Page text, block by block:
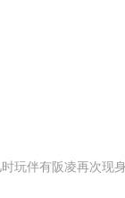
玩伴有阪凌再次现